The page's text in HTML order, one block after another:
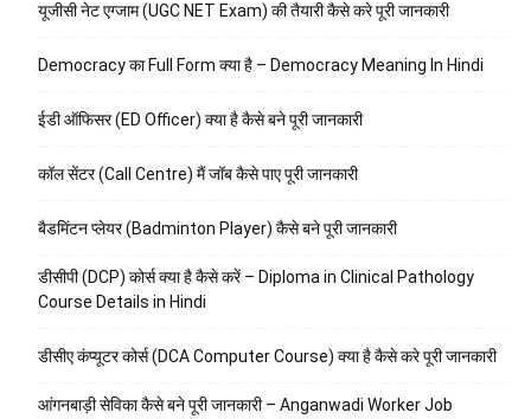
यूजीसी नेट एग्जाम (UGC NET Exam) की तैयारी कैसे करे पूरी जानकारी
Democracy का Full Form क्या है – Democracy Meaning In Hindi
ईडी ऑफिसर (ED Officer) क्या है कैसे बने पूरी जानकारी
कॉल सेंटर (Call Centre) मैं जॉब कैसे पाए पूरी जानकारी
बैडमिंटन प्लेयर (Badminton Player) कैसे बने पूरी जानकारी
डीसीपी (DCP) कोर्स क्या है कैसे करें – Diploma in Clinical Pathology
Course Details in Hindi
डीसीए कंप्यूटर कोर्स (DCA Computer Course) क्या है कैसे करे पूरी जानकारी
आंगनबाड़ी सेविका कैसे बने पूरी जानकारी – Anganwadi Worker Job